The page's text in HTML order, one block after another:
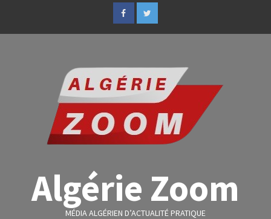
Algérie Zoom
MÉDIA ALGÉRIEN D’ACTUALITÉ PRATIQUE